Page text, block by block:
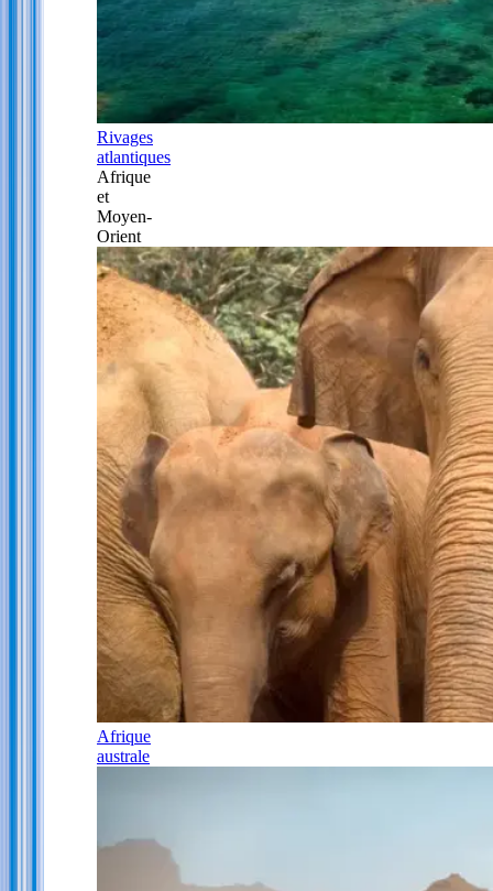
Rivages
atlantiques
Afrique
et
Moyen-
Orient
Afrique
australe